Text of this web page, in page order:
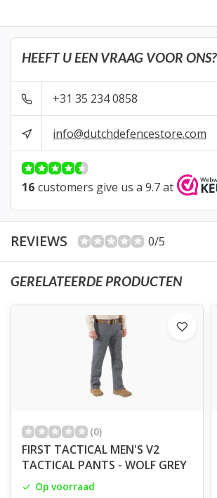
HEEFT U EEN VRAAG VOOR ONS?
+31 35 234 0858
info@dutchdefencestore.com
16 customers give us a 9.7 at
REVIEWS 0/5
GERELATEERDE PRODUCTEN
(0)
FIRST TACTICAL MEN'S V2
TACTICAL PANTS - WOLF GREY
Op voorraad